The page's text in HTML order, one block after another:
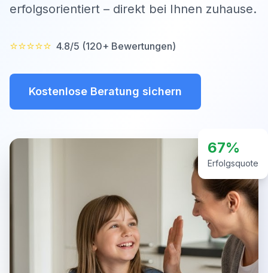
erfolgsorientiert – direkt bei Ihnen zuhause.
⭐⭐⭐⭐⭐ 4.8/5 (120+ Bewertungen)
Kostenlose Beratung sichern
67%
Erfolgsquote